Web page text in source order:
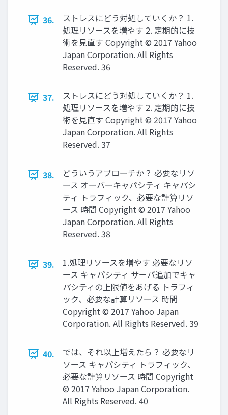
36.
ストレスにどう対処していくか？ 1.
処理リソースを増やす 2. 定期的に技
術を見直す Copyright © 2017 Yahoo
Japan Corporation. All Rights
Reserved. 36
37.
ストレスにどう対処していくか？ 1.
処理リソースを増やす 2. 定期的に技
術を見直す Copyright © 2017 Yahoo
Japan Corporation. All Rights
Reserved. 37
38.
どういうアプローチか？ 必要なリソ
ース オーバーキャパシティ キャパシ
ティ トラフィック、必要な計算リソ
ース 時間 Copyright © 2017 Yahoo
Japan Corporation. All Rights
Reserved. 38
39.
1.処理リソースを増やす 必要なリソ
ース キャパシティ サーバ追加でキャ
パシティの上限値をあげる トラフィ
ック、必要な計算リソース 時間
Copyright © 2017 Yahoo Japan
Corporation. All Rights Reserved. 39
40.
では、それ以上増えたら？ 必要なリ
ソース キャパシティ トラフィック、
必要な計算リソース 時間 Copyright
© 2017 Yahoo Japan Corporation.
All Rights Reserved. 40